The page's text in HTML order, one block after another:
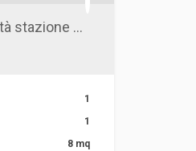
Terreno-Peschici Località stazione di Calenella
1
1
8 mq